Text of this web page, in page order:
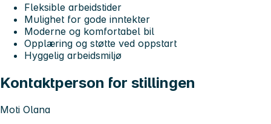
Fleksible arbeidstider
Mulighet for gode inntekter
Moderne og komfortabel bil
Opplæring og støtte ved oppstart
Hyggelig arbeidsmiljø
Kontaktperson for stillingen
Moti Olana